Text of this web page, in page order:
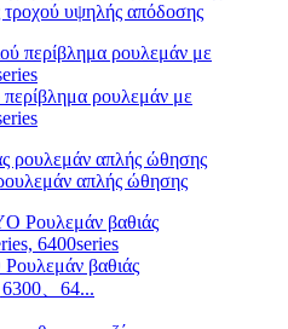
υψηλής απόδοσης
ρουλεμάν με
απλής ώθησης
βαθιάς
、64...